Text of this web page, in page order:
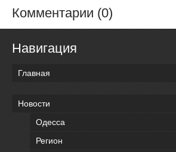
Комментарии (0)
Навигация
Главная
Новости
Одесса
Регион